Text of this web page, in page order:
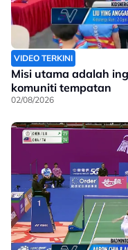
VIDEO TERKINI
Misi utama adalah
komuniti tempatan
02/08/2026